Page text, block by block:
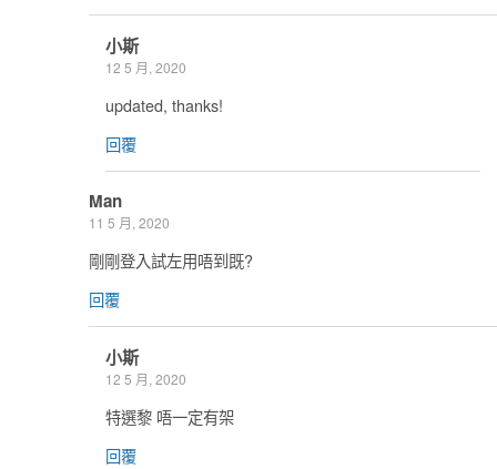
小斯
12 5 月, 2020
updated, thanks!
回覆
Man
11 5 月, 2020
剛剛登入試左用唔到既?
回覆
小斯
12 5 月, 2020
特選黎 唔一定有架
回覆